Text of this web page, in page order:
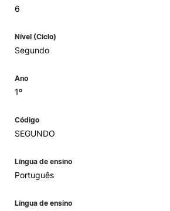
6
Nível (Ciclo)
Segundo
Ano
1º
Código
SEGUNDO
Língua de ensino
Português
Língua de ensino